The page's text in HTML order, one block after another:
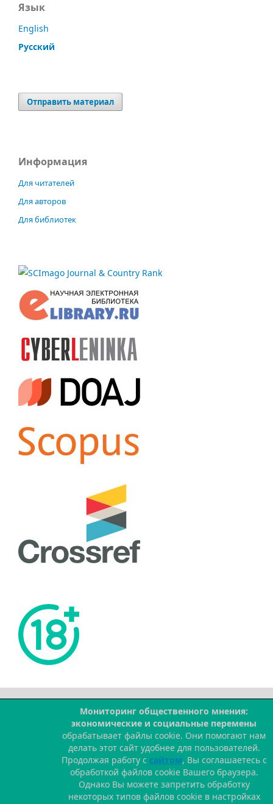
Язык
English
Русский
Отправить материал
Информация
Для читателей
Для авторов
Для библиотек
Мониторинг общественного мнения:
экономические и социальные перемены
обрабатывает файлы cookie. Они помогают нам
делать этот сайт удобнее для пользователей.
Продолжая работу с сайтом, Вы соглашаетесь с
обработкой файлов cookie Вашего браузера.
Однако Вы можете запретить обработку
некоторых типов файлов cookie в настройках